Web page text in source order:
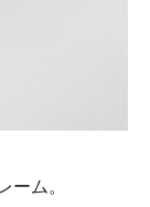
ーム。